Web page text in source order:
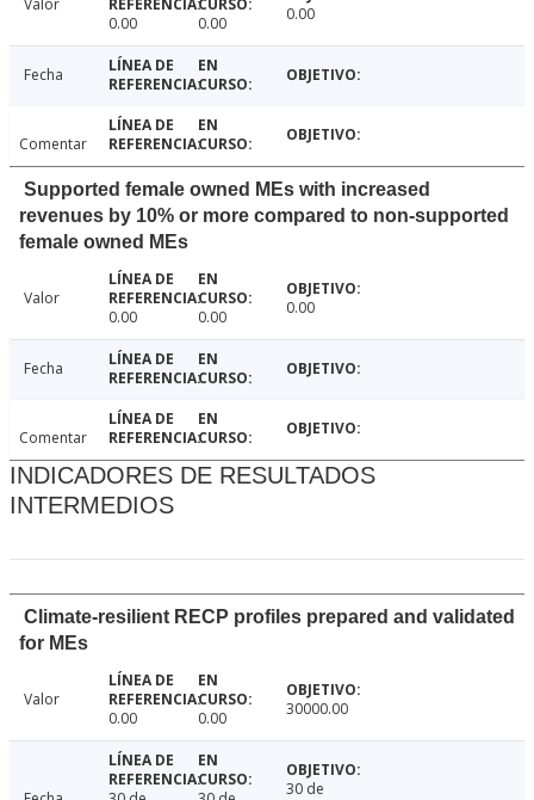
Valor
0.00
0.00 0.00
Fecha
Comentar
Supported female owned MEs with increased
revenues by 10% or more compared to non-supported
female owned MEs
Valor
0.00
0.00 0.00
Fecha
Comentar
INDICADORES DE RESULTADOS
INTERMEDIOS
Climate-resilient RECP profiles prepared and validated
for MEs
Valor
0.00
0.00 30000.00
30 de